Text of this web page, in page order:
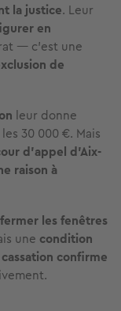
la justice. Leur
en
— c'est une
de
leur donne
30 000 €. Mais
d'appel d'Aix-
raison à
les fenêtres
une condition
confirme